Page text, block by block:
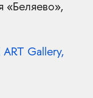
«Беляево»,
ART Gallery,